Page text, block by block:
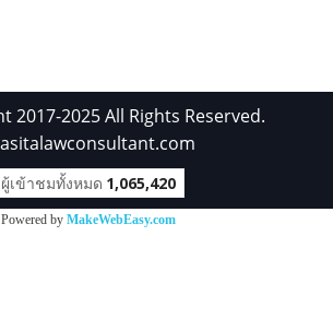
2017-2025 All Rights Reserved.
ผู้เข้าชมทั้งหมด 1,065,420
Powered by MakeWebEasy.com